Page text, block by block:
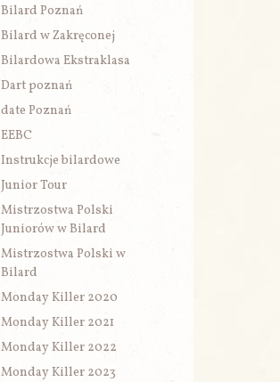
Bilard Poznań
Bilard w Zakręconej
Bilardowa Ekstraklasa
Dart poznań
date Poznań
EEBC
Instrukcje bilardowe
Junior Tour
Mistrzostwa Polski
Juniorów w Bilard
Mistrzostwa Polski w
Bilard
Monday Killer 2020
Monday Killer 2021
Monday Killer 2022
Monday Killer 2023